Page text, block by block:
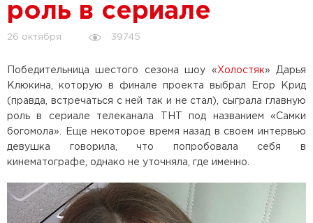
роль в сериале
26 октября 39745
Победительница шестого сезона шоу «Холостяк» Дарья
Клюкина, которую в финале проекта выбрал Егор Крид
(правда, встречаться с ней так и не стал), сыграла главную
роль в сериале телеканала ТНТ под названием «Самки
богомола». Еще некоторое время назад в своем интервью
девушка говорила, что попробовала себя в
кинематографе, однако не уточняла, где именно.